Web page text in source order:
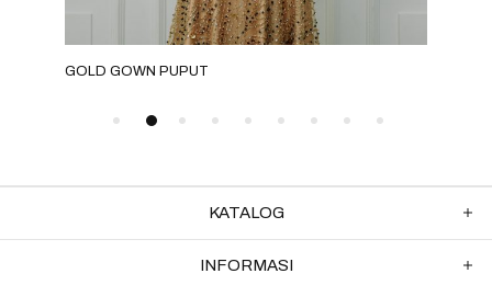
GOLD GOWN PUPUT
KATALOG
INFORMASI